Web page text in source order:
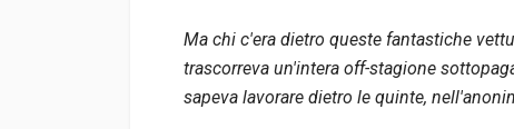
Ma chi c'era dietro queste fantastiche
trascorreva un'intera off-stagione
sapeva lavorare dietro le quinte,